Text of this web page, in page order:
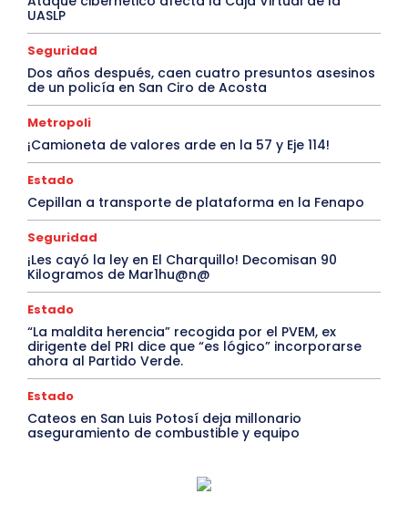
UASLP
Seguridad
Dos años después, caen cuatro presuntos asesinos
de un policía en San Ciro de Acosta
Metropoli
¡Camioneta de valores arde en la 57 y Eje 114!
Estado
Cepillan a transporte de plataforma en la Fenapo
Seguridad
¡Les cayó la ley en El Charquillo! Decomisan 90
Kilogramos de Mar1hu@n@
Estado
“La maldita herencia” recogida por el PVEM, ex
dirigente del PRI dice que “es lógico” incorporarse
ahora al Partido Verde.
Estado
Cateos en San Luis Potosí deja millonario
aseguramiento de combustible y equipo